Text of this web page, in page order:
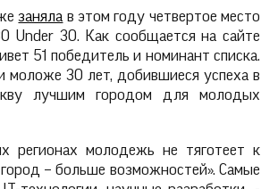
заняла в этом году четвертое место
Under 30. Как сообщается на сайте
51 победитель и номинант списка.
моложе 30 лет, добившиеся успеха в
лучшим городом для молодых
регионах молодежь не тяготеет к
– больше возможностей». Самые